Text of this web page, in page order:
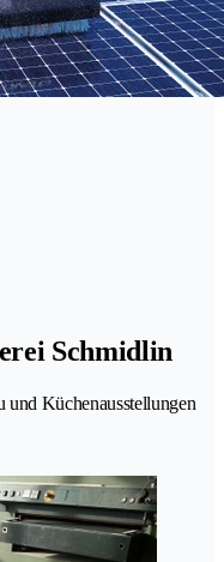
Schmidlin
und Küchenausstellungen